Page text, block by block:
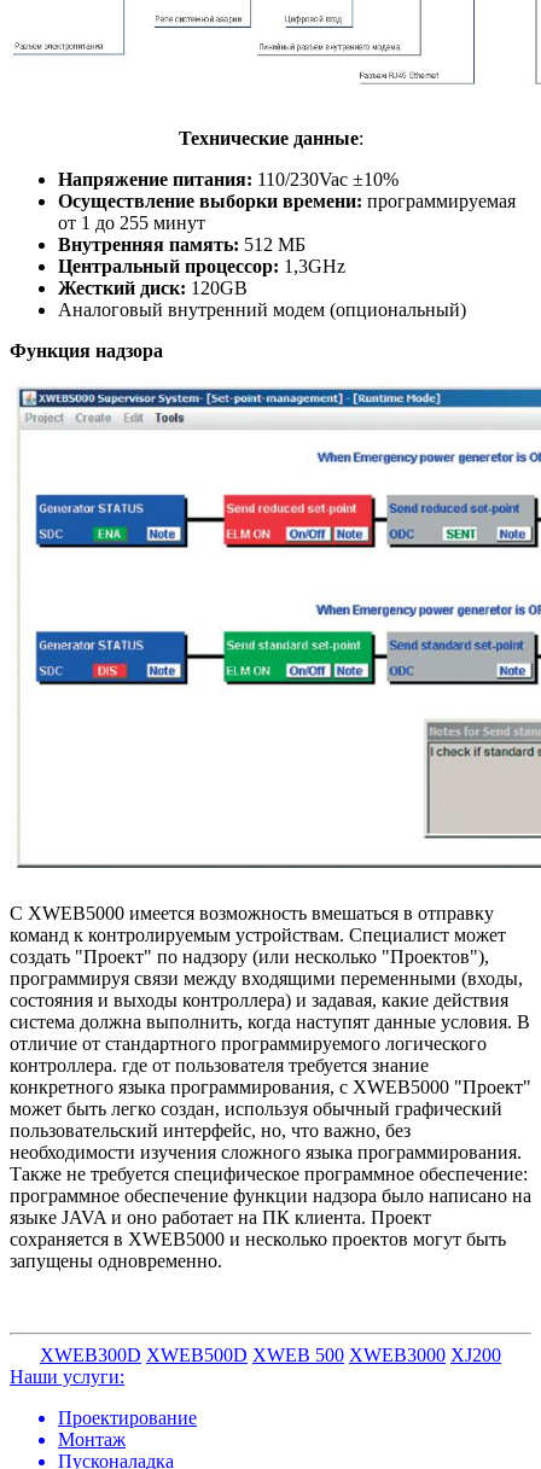
Технические данные:
Напряжение питания: 110/230Vac ±10%
Осуществление выборки времени: программируемая
от 1 до 255 минут
Внутренняя память: 512 МБ
Центральный процессор: 1,3GHz
Жесткий диск: 120GB
Аналоговый внутренний модем (опциональный)
Функция надзора
С XWEB5000 имеется возможность вмешаться в отправку
команд к контролируемым устройствам. Специалист может
создать "Проект" по надзору (или несколько "Проектов"),
программируя связи между входящими переменными (входы,
состояния и выходы контроллера) и задавая, какие действия
система должна выполнить, когда наступят данные условия. В
отличие от стандартного программируемого логического
контроллера. где от пользователя требуется знание
конкретного языка программирования, с XWEB5000 "Проект"
может быть легко создан, используя обычный графический
пользовательский интерфейс, но, что важно, без
необходимости изучения сложного языка программирования.
Также не требуется специфическое программное обеспечение:
программное обеспечение функции надзора было написано на
языке JAVA и оно работает на ПК клиента. Проект
сохраняется в XWEB5000 и несколько проектов могут быть
запущены одновременно.
XWEB300D XWEB500D XWEB 500 XWEB3000 XJ200
Наши услуги:
Проектирование
Монтаж
Пусконаладка